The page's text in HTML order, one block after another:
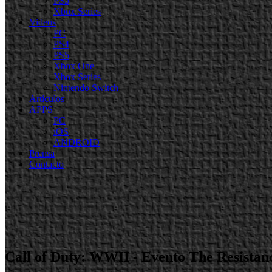
Xbox Series
Videos
PC
PS4
PS5
Xbox One
Xbox Series
Nintendo Switch
Artículos
APPS
PC
iOS
ANDROID
Prensa
Contacto
Call of Duty: WWII - Evento The